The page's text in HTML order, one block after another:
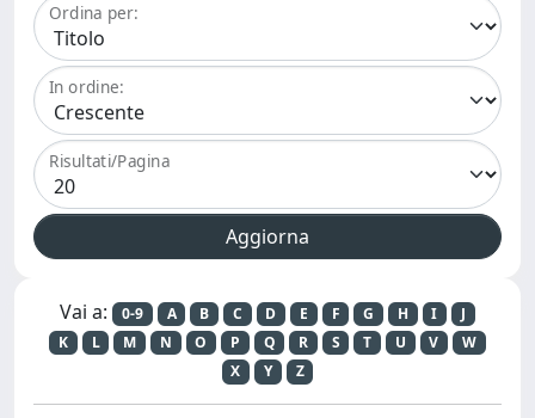
Ordina per:
In ordine:
Risultati/Pagina
Vai a: 0-9 A B C D E F G H I
J
K
L M N O P Q R S T U V
W
X
Y Z